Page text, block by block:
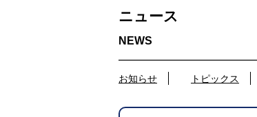
ニュース
お知らせ トピックス